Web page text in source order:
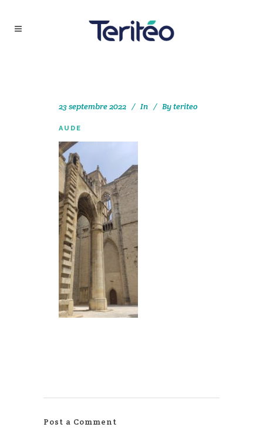
23 septembre 2022 In Byteriteo
AUDE
Post a Comment